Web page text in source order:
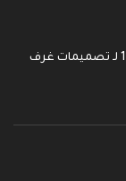
غرفة شباب - Youthful Nest | رقم 1 لـ تصميمات غرف